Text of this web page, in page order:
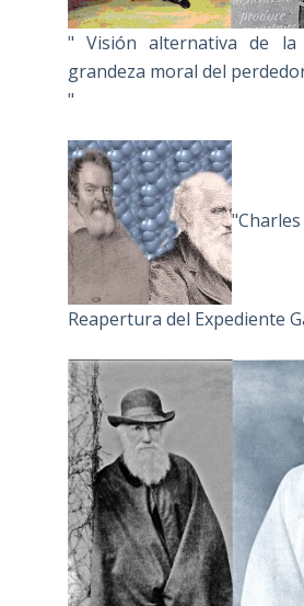
" Visión alternativa de la
grandeza moral del
"
Reapertura del Expediente